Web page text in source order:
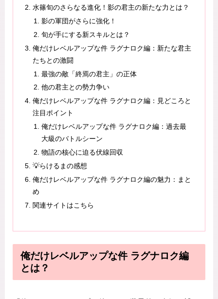
水篠旬のさらなる進化！影の君主の新たな力とは？
影の軍団がさらに強化！
旬が手にする新スキルとは？
俺だけレベルアップな件 ラグナロク編：新たな君主
たちとの激闘
最強の敵「終焉の君主」の正体
他の君主との勢力争い
俺だけレベルアップな件 ラグナロク編：見どころと
注目ポイント
俺だけレベルアップな件 ラグナロク編：過去最
大級のバトルシーン
物語の核心に迫る伏線回収
💡らけるまの感想
俺だけレベルアップな件 ラグナロク編の魅力：まと
め
関連サイトはこちら
俺だけレベルアップな件 ラグナロク編
とは？